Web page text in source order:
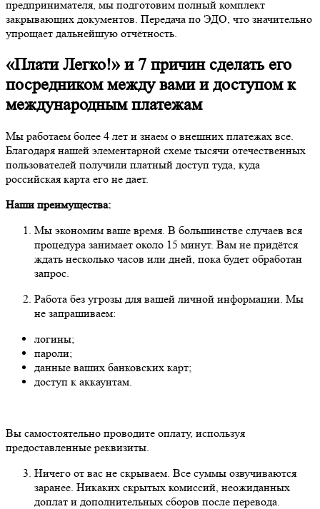
предпринимателя, мы подготовим полный комплект
закрывающих документов. Передача по ЭДО, что значительно
упрощает дальнейшую отчётность.
«Плати Легко!» и 7 причин сделать его
посредником между вами и доступом к
международным платежам
Мы работаем более 4 лет и знаем о внешних платежах все.
Благодаря нашей элементарной схеме тысячи отечественных
пользователей получили платный доступ туда, куда
российская карта его не дает.
Наши преимущества:
Мы экономим ваше время. В большинстве случаев вся
процедура занимает около 15 минут. Вам не придётся
ждать несколько часов или дней, пока будет обработан
запрос.
Работа без угрозы для вашей личной информации. Мы
не запрашиваем:
логины;
пароли;
данные ваших банковских карт;
доступ к аккаунтам.
Вы самостоятельно проводите оплату, используя
предоставленные реквизиты.
Ничего от вас не скрываем. Все суммы озвучиваются
заранее. Никаких скрытых комиссий, неожиданных
доплат и дополнительных сборов после перевода.